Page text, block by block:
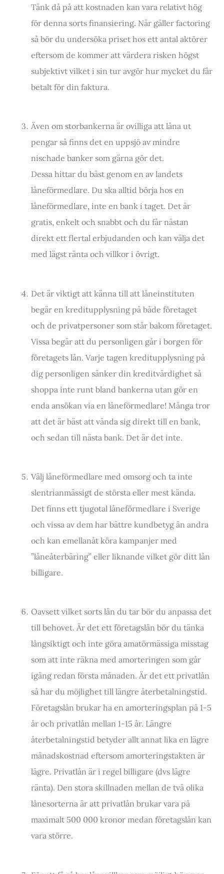
Tänk då på att kostnaden kan vara relativt hög
för denna sorts finansiering. När gäller factoring
så bör du undersöka priset hos ett antal aktörer
eftersom de kommer att värdera risken högst
subjektivt vilket i sin tur avgör hur mycket du får
betalt för din faktura.
Även om storbankerna är ovilliga att låna ut
pengar så finns det en uppsjö av mindre
nischade banker som gärna gör det.
Dessa hittar du bäst genom en av landets
låneförmedlare. Du ska alltid börja hos en
låneförmedlare, inte en bank i taget. Det är
gratis, enkelt och snabbt och du får nästan
direkt ett flertal erbjudanden och kan välja det
med lägst ränta och villkor i övrigt.
Det är viktigt att känna till att låneinstituten
begär en kreditupplysning på både företaget
och de privatpersoner som står bakom företaget.
Vissa begär att du personligen går i borgen för
företagets lån. Varje tagen kreditupplysning på
dig personligen sänker din kreditvärdighet så
shoppa inte runt bland bankerna utan gör en
enda ansökan via en låneförmedlare! Många tror
att det är bäst att vända sig direkt till en bank,
och sedan till nästa bank. Det är det inte.
Välj låneförmedlare med omsorg och ta inte
slentrianmässigt de största eller mest kända.
Det finns ett tjugotal låneförmedlare i Sverige
och vissa av dem har bättre kundbetyg än andra
och kan emellanåt köra kampanjer med
”låneåterbäring” eller liknande vilket gör ditt lån
billigare.
Oavsett vilket sorts lån du tar bör du anpassa det
till behovet. Är det ett företagslån bör du tänka
långsiktigt och inte göra amatörmässiga misstag
som att inte räkna med amorteringen som går
igång redan första månaden. Är det ett privatlån
så har du möjlighet till längre återbetalningstid.
Företagslån brukar ha en amorteringsplan på 1-5
år och privatlån mellan 1-15 år. Längre
återbetalningstid betyder allt annat lika en lägre
månadskostnad eftersom amorteringstakten är
lägre. Privatlån är i regel billigare (dvs lägre
ränta). Den stora skillnaden mellan de två olika
lånesorterna är att privatlån brukar vara på
maximalt 500 000 kronor medan företagslån kan
vara större.